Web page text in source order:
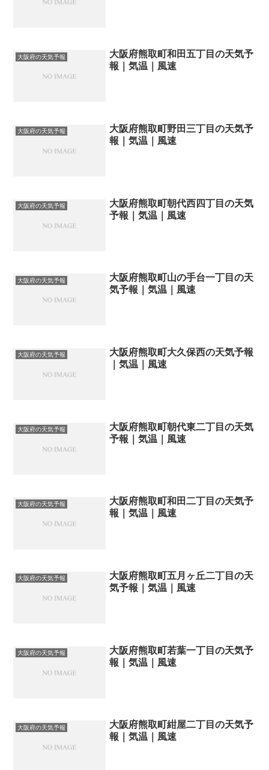
大阪府の天気予報
大阪府熊取町和田五丁目の天気予
報｜気温｜風速
大阪府の天気予報
大阪府熊取町野田三丁目の天気予
報｜気温｜風速
大阪府の天気予報
大阪府熊取町朝代西四丁目の天気
予報｜気温｜風速
大阪府の天気予報
大阪府熊取町山の手台一丁目の天
気予報｜気温｜風速
大阪府の天気予報
大阪府熊取町大久保西の天気予報
｜気温｜風速
大阪府の天気予報
大阪府熊取町朝代東二丁目の天気
予報｜気温｜風速
大阪府の天気予報
大阪府熊取町和田二丁目の天気予
報｜気温｜風速
大阪府の天気予報
大阪府熊取町五月ヶ丘二丁目の天
気予報｜気温｜風速
大阪府の天気予報
大阪府熊取町若葉一丁目の天気予
報｜気温｜風速
大阪府の天気予報
大阪府熊取町紺屋二丁目の天気予
報｜気温｜風速